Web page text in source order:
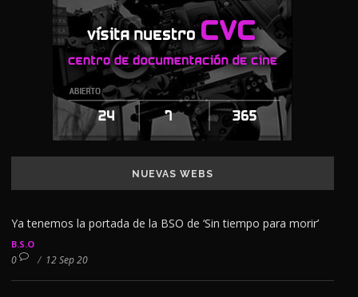
NUEVAS WEBS
Ya tenemos la portada de la BSO de ‘Sin tiempo para morir’
B.S.O
0 / 12 Sep 20